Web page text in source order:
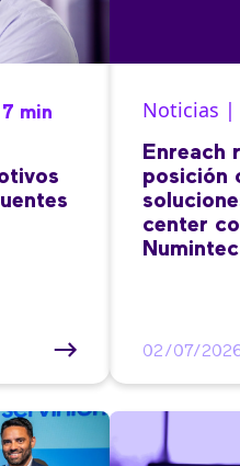
min Noticias
Enreach
posición
center
Numintec
02/07/